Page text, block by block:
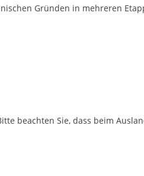
Gründen in mehreren
beachten Sie, dass beim